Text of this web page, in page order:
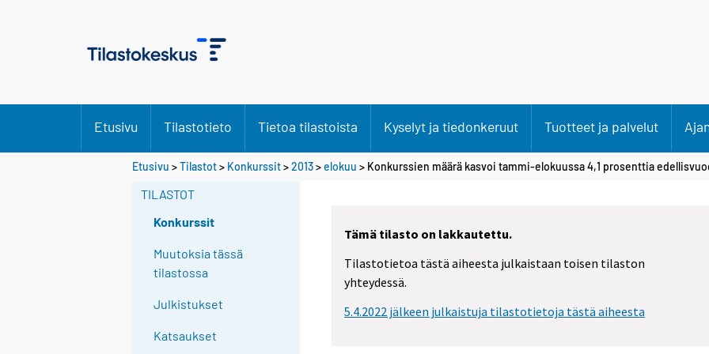
Etusivu Tilastotieto Tietoa tilastoista Kyselyt ja tiedonkeruut Tuotteet ja palvelut
Etusivu >Tilastot> Konkurssit>2013>elokuu > Konkurssien määrä kasvoi tammi-elokuussa 4,1 prosenttia
TILASTOT
Konkurssit
Muutoksia tässä
tilastossa
Julkistukset
Katsaukset
Tämä tilasto on lakkautettu.
Tilastotietoa tästä aiheesta julkaistaan toisen tilaston
yhteydessä.
5.4.2022 jälkeen julkaistuja tilastotietoja tästä aiheesta
Y
o
Y
o